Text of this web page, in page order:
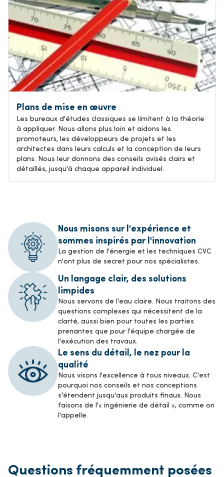
Plans de mise en œuvre
Les bureaux d'études classiques se limitent à la théorie
à appliquer. Nous allons plus loin et aidons les
promoteurs, les développeurs de projets et les
architectes dans leurs calculs et la conception de leurs
plans. Nous leur donnons des conseils avisés clairs et
détaillés, jusqu'à chaque appareil individuel.
Nous misons sur l'expérience et
sommes inspirés par l'innovation
La gestion de l'énergie et les techniques CVC
n'ont plus de secret pour nos spécialistes.
Un langage clair, des solutions
limpides
Nous servons de l'eau claire. Nous traitons des
questions complexes qui nécessitent de la
clarté, aussi bien pour toutes les parties
prenantes que pour l'équipe chargée de
l'exécution des travaux.
Le sens du détail, le nez pour la
qualité
Nous visons l'excellence à tous niveaux. C'est
pourquoi nos conseils et nos conceptions
s'étendent jusqu'aux produits finaux. Nous
faisons de l'« ingénierie de détail », comme on
l'appelle.
Questions fréquemment posées